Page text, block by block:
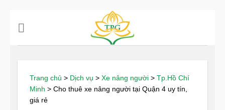
Trang chủ > Dịch vụ > Xe nâng người > Tp.Hồ Chí
Minh > Cho thuê xe nâng người tại Quận 4 uy tín,
giá rẻ